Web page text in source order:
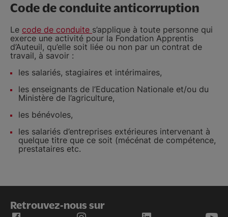
Code de conduite anticorruption
Le code de conduite s’applique à toute personne qui
exerce une activité pour la Fondation Apprentis
d’Auteuil, qu’elle soit liée ou non par un contrat de
travail, à savoir :
les salariés, stagiaires et intérimaires,
les enseignants de l’Education Nationale et/ou du
Ministère de l’agriculture,
les bénévoles,
les salariés d’entreprises extérieures intervenant à
quelque titre que ce soit (mécénat de compétence,
prestataires etc.
Retrouvez-nous sur